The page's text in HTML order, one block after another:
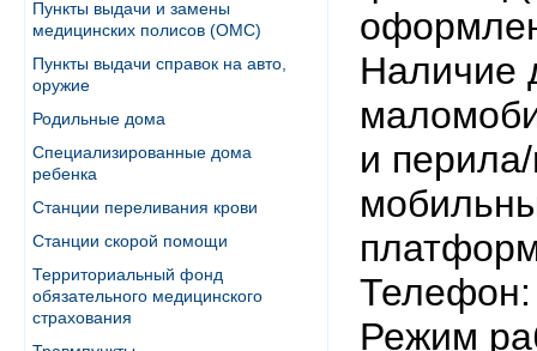
Пункты выдачи и замены
медицинских полисов (ОМС)
Пункты выдачи справок на авто,
оружие
Родильные дома
Специализированные дома
ребенка
Станции переливания крови
Станции скорой помощи
Территориальный фонд
обязательного медицинского
страхования
Наличие
и
Телефон:
Режим